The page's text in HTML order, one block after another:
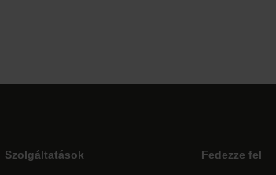
Szolgáltatások Fedezze fel